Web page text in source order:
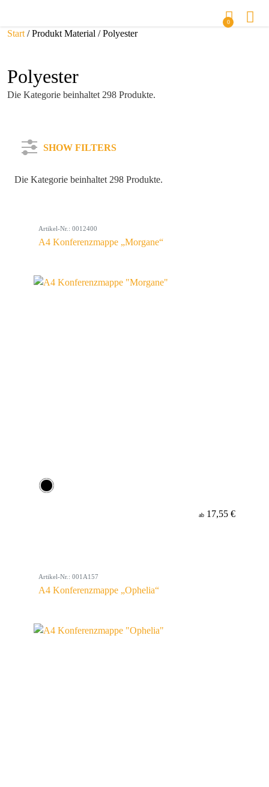
0
Start / Produkt Material / Polyester
Polyester
Die Kategorie beinhaltet 298 Produkte.
SHOW FILTERS
Farbe
Die Kategorie beinhaltet 298 Produkte.
Artikel-Nr.: 0012400
A4 Konferenzmappe „Morgane“
ab 17,55 €
Artikel-Nr.: 001A157
A4 Konferenzmappe „Ophelia“